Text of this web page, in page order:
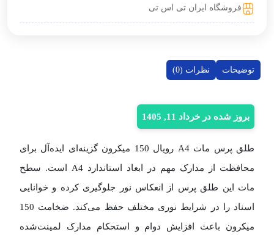
فروشگاه ایران تی اس تی
توضیحات نظرات (0)
بروز شده در خرداد 11, 1405
طلق پرس مات A4 رویال 150 میکرون گزینه‌ای ایده‌آل برای
محافظت از مدارک مهم در ابعاد استاندارد A4 است. سطح
مات این طلق پرس از انعکاس نور جلوگیری کرده و خوانایی
اسناد را در شرایط نوری مختلف حفظ می‌کند. ضخامت 150
میکرون باعث افزایش دوام و استحکام مدارک لمینت‌شده